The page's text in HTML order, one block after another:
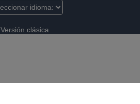
Versión clásica